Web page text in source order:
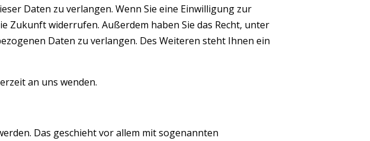
Daten zu verlangen. Wenn Sie eine Einwilligung zur
Zukunft widerrufen. Außerdem haben Sie das Recht, unter
Daten zu verlangen. Des Weiteren steht Ihnen ein
an uns wenden.
Das geschieht vor allem mit sogenannten